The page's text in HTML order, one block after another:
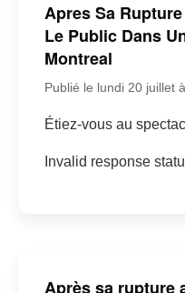
Apres Sa
Le Public Dans
Montreal
Publié le lundi 20 juillet
Étiez-vous au
Invalid response
Après sa rupture